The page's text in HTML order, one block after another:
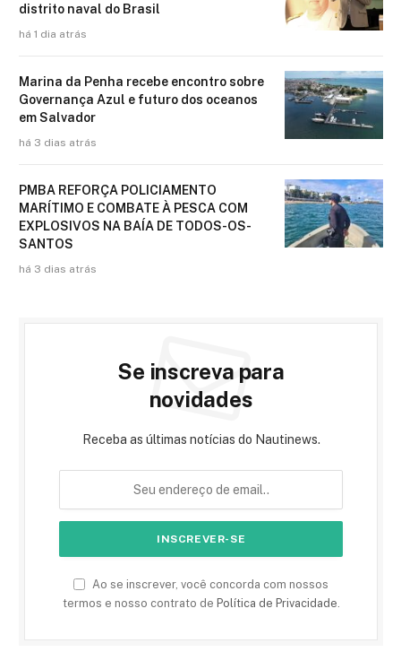
distrito naval do Brasil
há 1 dia atrás
Marina da Penha recebe encontro sobre
Governança Azul e futuro dos oceanos
em Salvador
há 3 dias atrás
PMBA REFORÇA POLICIAMENTO
MARÍTIMO E COMBATE À PESCA COM
EXPLOSIVOS NA BAÍA DE TODOS-OS-
SANTOS
há 3 dias atrás
Se inscreva para
novidades
Receba as últimas notícias do Nautinews.
Ao se inscrever, você concorda com nossos
termos e nosso contrato de Política de Privacidade